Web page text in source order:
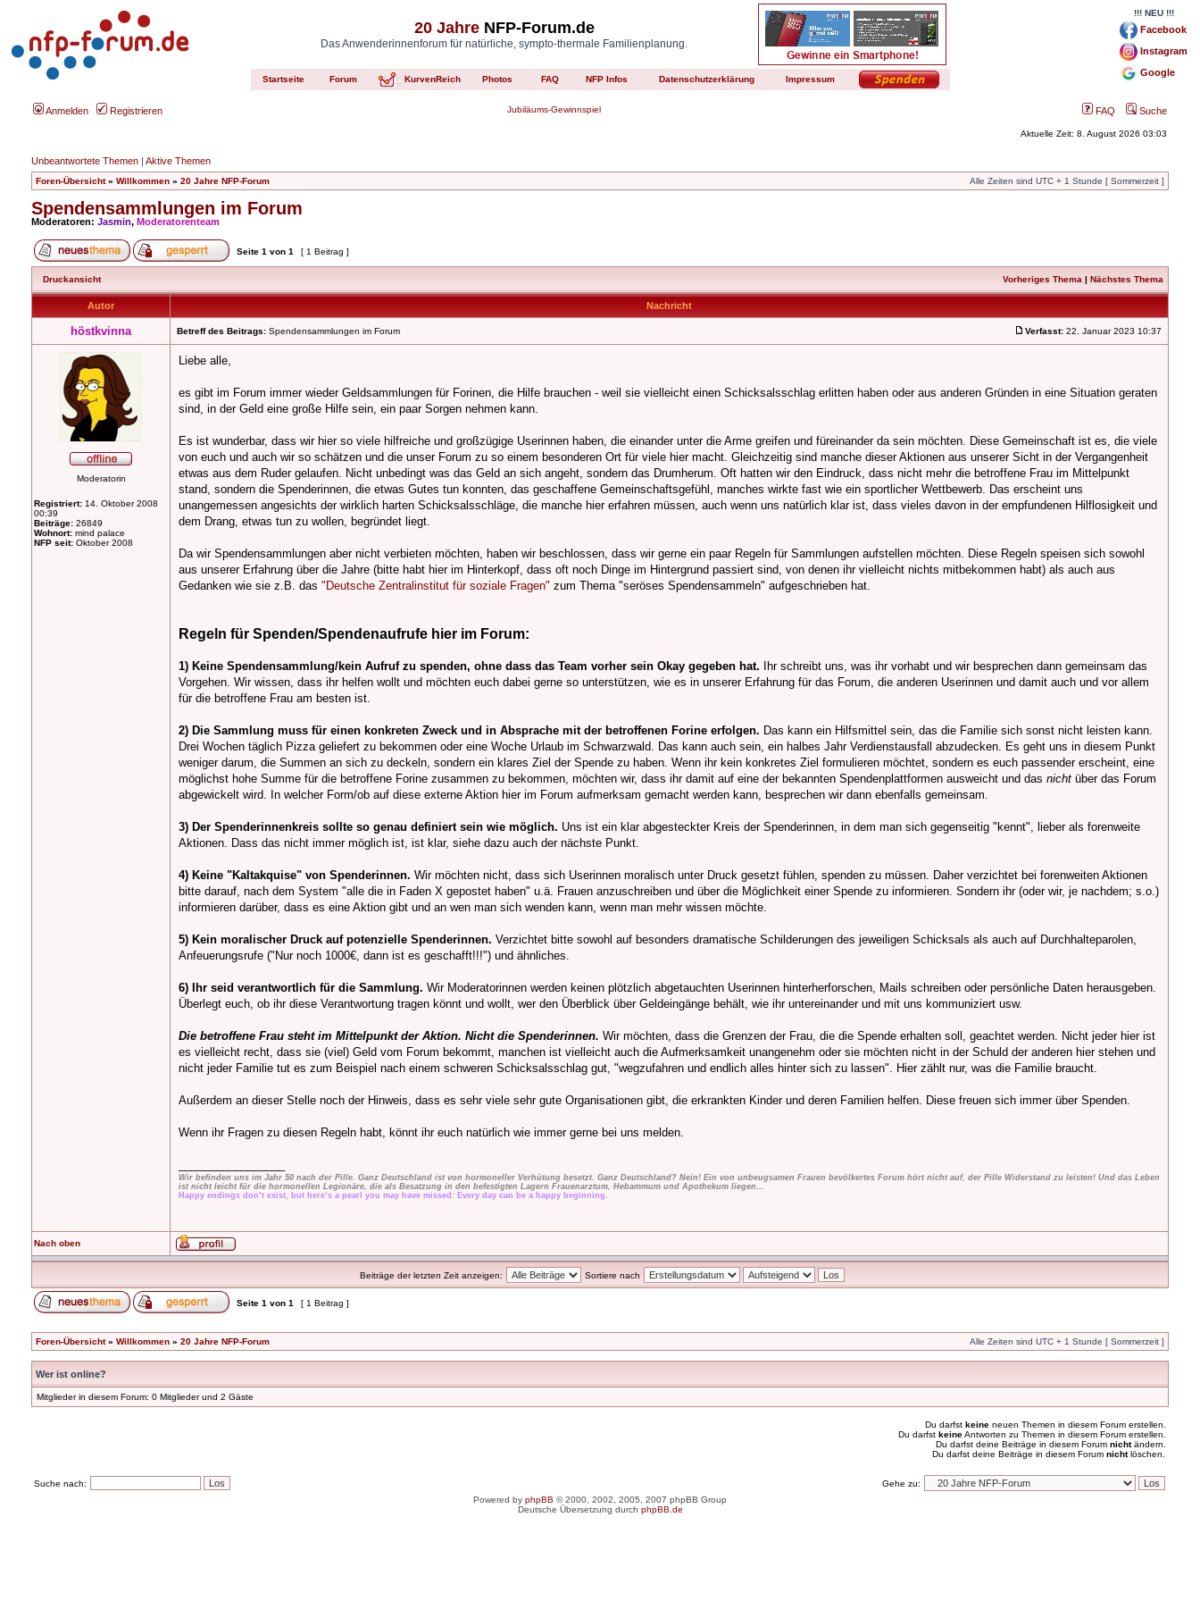
20 JahreNFP-Forum.de
Das Anwenderinnenforum für natürliche, sympto-thermale Familienplanung.
Startseite Forum KurvenReich Photos FAQ NFP Infos Datenschutzerklärung Impressum
!!! NEU !!!
Facebook
Instagram
Google
Anmelden Registrieren Jubiläums-Gewinnspiel FAQ Suche
Aktuelle Zeit: 8. August 2026 03:03
Unbeantwortete Themen | Aktive Themen
Foren-Übersicht» Willkommen » 20 Jahre NFP-Forum Alle Zeiten sind UTC + 1 Stunde [ Sommerzeit ]
Spendensammlungen im Forum
Moderatoren: Jasmin, Moderatorenteam
Seite 1 von 1 [ 1 Beitrag ]
Druckansicht Vorheriges Thema | Nächstes Thema
Autor Nachricht
höstkvinna Betreff des Beitrags: Spendensammlungen im Forum Verfasst: 22. Januar 2023 10:37
Moderatorin
Registriert: 14. Oktober 2008
00:39
Beiträge: 26849
Wohnort: mind palace
NFP seit: Oktober 2008
Liebe alle,
es gibt im Forum immer wieder Geldsammlungen für Forinen, die Hilfe brauchen - weil sie vielleicht einen Schicksalsschlag erlitten haben oder aus anderen Gründen in eine Situation geraten
sind, in der Geld eine große Hilfe sein, ein paar Sorgen nehmen kann.
Es ist wunderbar, dass wir hier so viele hilfreiche und großzügige Userinnen haben, die einander unter die Arme greifen und füreinander da sein möchten. Diese Gemeinschaft ist es, die viele
von euch und auch wir so schätzen und die unser Forum zu so einem besonderen Ort für viele hier macht. Gleichzeitig sind manche dieser Aktionen aus unserer Sicht in der Vergangenheit
etwas aus dem Ruder gelaufen. Nicht unbedingt was das Geld an sich angeht, sondern das Drumherum. Oft hatten wir den Eindruck, dass nicht mehr die betroffene Frau im Mittelpunkt
stand, sondern die Spenderinnen, die etwas Gutes tun konnten, das geschaffene Gemeinschaftsgefühl, manches wirkte fast wie ein sportlicher Wettbewerb. Das erscheint uns
unangemessen angesichts der wirklich harten Schicksalsschläge, die manche hier erfahren müssen, auch wenn uns natürlich klar ist, dass vieles davon in der empfundenen Hilflosigkeit und
dem Drang, etwas tun zu wollen, begründet liegt.
Da wir Spendensammlungen aber nicht verbieten möchten, haben wir beschlossen, dass wir gerne ein paar Regeln für Sammlungen aufstellen möchten. Diese Regeln speisen sich sowohl
aus unserer Erfahrung über die Jahre (bitte habt hier im Hinterkopf, dass oft noch Dinge im Hintergrund passiert sind, von denen ihr vielleicht nichts mitbekommen habt) als auch aus
Gedanken wie sie z.B. das "Deutsche Zentralinstitut für soziale Fragen" zum Thema "seröses Spendensammeln" aufgeschrieben hat.
Regeln für Spenden/Spendenaufrufe hier im Forum:
1) Keine Spendensammlung/kein Aufruf zu spenden, ohne dass das Team vorher sein Okay gegeben hat. Ihr schreibt uns, was ihr vorhabt und wir besprechen dann gemeinsam das
Vorgehen. Wir wissen, dass ihr helfen wollt und möchten euch dabei gerne so unterstützen, wie es in unserer Erfahrung für das Forum, die anderen Userinnen und damit auch und vor allem
für die betroffene Frau am besten ist.
2) Die Sammlung muss für einen konkreten Zweck und in Absprache mit der betroffenen Forine erfolgen. Das kann ein Hilfsmittel sein, das die Familie sich sonst nicht leisten kann.
Drei Wochen täglich Pizza geliefert zu bekommen oder eine Woche Urlaub im Schwarzwald. Das kann auch sein, ein halbes Jahr Verdienstausfall abzudecken. Es geht uns in diesem Punkt
weniger darum, die Summen an sich zu deckeln, sondern ein klares Ziel der Spende zu haben. Wenn ihr kein konkretes Ziel formulieren möchtet, sondern es euch passender erscheint, eine
möglichst hohe Summe für die betroffene Forine zusammen zu bekommen, möchten wir, dass ihr damit auf eine der bekannten Spendenplattformen ausweicht und das nicht über das Forum
abgewickelt wird. In welcher Form/ob auf diese externe Aktion hier im Forum aufmerksam gemacht werden kann, besprechen wir dann ebenfalls gemeinsam.
3) Der Spenderinnenkreis sollte so genau definiert sein wie möglich. Uns ist ein klar abgesteckter Kreis der Spenderinnen, in dem man sich gegenseitig "kennt", lieber als forenweite
Aktionen. Dass das nicht immer möglich ist, ist klar, siehe dazu auch der nächste Punkt.
4) Keine "Kaltakquise" von Spenderinnen. Wir möchten nicht, dass sich Userinnen moralisch unter Druck gesetzt fühlen, spenden zu müssen. Daher verzichtet bei forenweiten Aktionen
bitte darauf, nach dem System "alle die in Faden X gepostet haben" u.ä. Frauen anzuschreiben und über die Möglichkeit einer Spende zu informieren. Sondern ihr (oder wir, je nachdem; s.o.)
informieren darüber, dass es eine Aktion gibt und an wen man sich wenden kann, wenn man mehr wissen möchte.
5) Kein moralischer Druck auf potenzielle Spenderinnen. Verzichtet bitte sowohl auf besonders dramatische Schilderungen des jeweiligen Schicksals als auch auf Durchhalteparolen,
Anfeuerungsrufe ("Nur noch 1000€, dann ist es geschafft!!!") und ähnliches.
6) Ihr seid verantwortlich für die Sammlung. Wir Moderatorinnen werden keinen plötzlich abgetauchten Userinnen hinterherforschen, Mails schreiben oder persönliche Daten herausgeben.
Überlegt euch, ob ihr diese Verantwortung tragen könnt und wollt, wer den Überblick über Geldeingänge behält, wie ihr untereinander und mit uns kommuniziert usw.
Die betroffene Frau steht im Mittelpunkt der Aktion. Nicht die Spenderinnen. Wir möchten, dass die Grenzen der Frau, die die Spende erhalten soll, geachtet werden. Nicht jeder hier ist
es vielleicht recht, dass sie (viel) Geld vom Forum bekommt, manchen ist vielleicht auch die Aufmerksamkeit unangenehm oder sie möchten nicht in der Schuld der anderen hier stehen und
nicht jeder Familie tut es zum Beispiel nach einem schweren Schicksalsschlag gut, "wegzufahren und endlich alles hinter sich zu lassen". Hier zählt nur, was die Familie braucht.
Außerdem an dieser Stelle noch der Hinweis, dass es sehr viele sehr gute Organisationen gibt, die erkrankten Kinder und deren Familien helfen. Diese freuen sich immer über Spenden.
Wenn ihr Fragen zu diesen Regeln habt, könnt ihr euch natürlich wie immer gerne bei uns melden.
Wir befinden uns im Jahr 50 nach der Pille. Ganz Deutschland ist von hormoneller Verhütung besetzt. Ganz Deutschland? Nein! Ein von unbeugsamen Frauen bevölkertes Forum hört nicht auf, der Pille Widerstand zu leisten! Und das Leben
ist nicht leicht für die hormonellen Legionäre, die als Besatzung in den befestigten Lagern Frauenarztum, Hebammum und Apothekum liegen...
Happy endings don’t exist, but here’s a pearl you may have missed: Every day can be a happy beginning.
Nach oben
Beiträge der letzten Zeit anzeigen: Sortiere nach
Seite 1 von 1 [ 1 Beitrag ]
Foren-Übersicht» Willkommen » 20 Jahre NFP-Forum Alle Zeiten sind UTC + 1 Stunde [ Sommerzeit ]
Wer ist online?
Mitglieder in diesem Forum: 0 Mitglieder und 2 Gäste
Du darfst keine neuen Themen in diesem Forum erstellen.
Du darfst keineAntworten zu Themen in diesem Forum erstellen.
Du darfst deine Beiträge in diesem Forum nichtändern.
Du darfst deine Beiträge in diesem Forum nichtlöschen.
Suche nach:
Gehe zu:
Powered by phpBB © 2000, 2002, 2005, 2007 phpBB Group
Deutsche Übersetzung durch phpBB.de